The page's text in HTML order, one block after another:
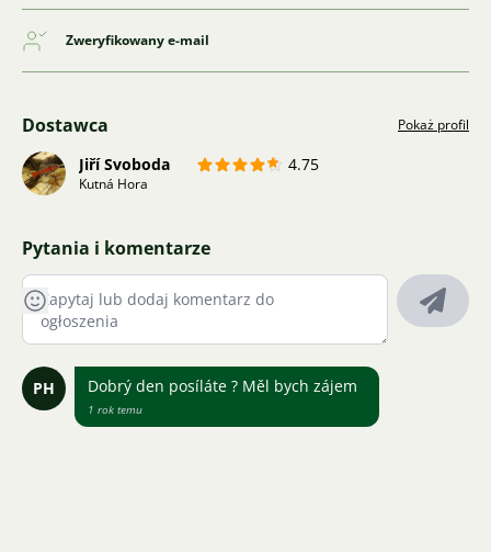
Zweryfikowany e-mail
Dostawca Pokaż profil
Jiří Svoboda 4.75
Kutná Hora
Pytania i komentarze
PH Dobrý den posíláte ? Měl bych zájem
1 rok temu